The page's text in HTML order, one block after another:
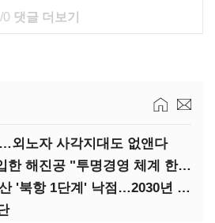
0 댓글 더보기
외노자 사각지대도 없앤다
상임감사 공모 돌입한 해진공 "투명경영 체계 한층 강화"
해수부 신청사, 부산 '북항 1단계' 낙점…2030년 완공 목표